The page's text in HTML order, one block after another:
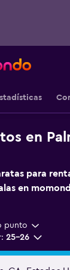
en
para
en
punto
25-26